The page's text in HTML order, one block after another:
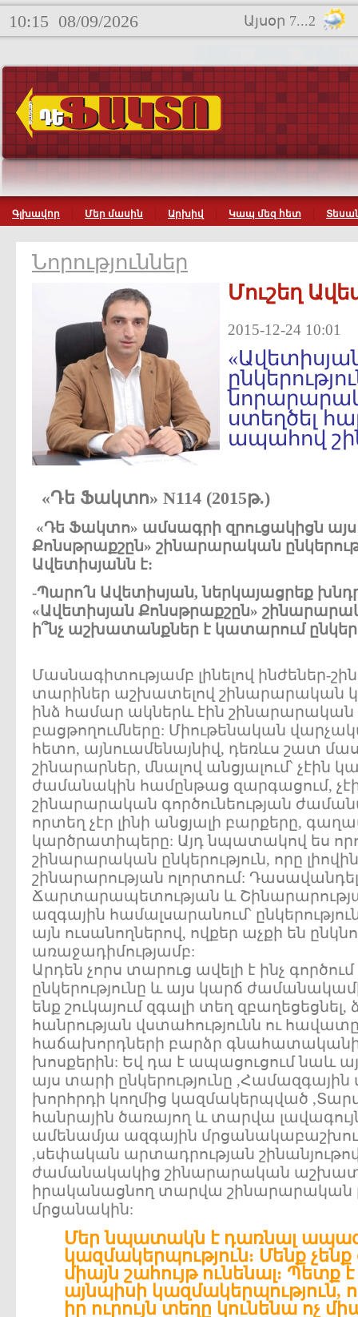
10:15 08/09/2026 Այսօր 7...2
Գլխավոր Մեր մասին Արխիվ Կապ մեզ հետ
Նորություններ
Մուշեղ
2015-12-24 10:01
ստեղծել
ապահով
«Դե Ֆակտո» N114 (2015թ.)
«Դե Ֆակտո» ամսագրի զրուցակիցն
Քոնսթրաքշըն» շինարարական
Ավետիսյանն է:
-Պարո՛ն Ավետիսյան, ներկայացրեք
«Ավետիսյան Քոնսթրաքշըն»
ի՞նչ աշխատանքներ է կատարում
Մասնագիտությամբ լինելով ինժեներ-
տարիներ աշխատելով շինարարական
ինձ համար ակներև էին շինարարական
բացթողումները: Միութենական
հետո, այնուամենայնիվ, դեռևս շատ
շինարարներ, մնալով անցյալում՝ չէին
ժամանակին համընթաց զարգացում,
շինարարական գործունեության
որտեղ չէր լինի անցյալի բարքերը,
կարծրատիպերը: Այդ նպատակով ես
շինարարական ընկերություն, որը
շինարարության ոլորտում:
Ճարտարապետության և
ազգային համալսարանում՝
այն ուսանողներով, ովքեր աչքի են
առաջադիմությամբ:
Արդեն չորս տարուց ավելի է ինչ
ընկերությունը և այս կարճ
ենք շուկայում զգալի տեղ զբաղեցեցնել,
հանրության վստահությունն ու
հաճախորդների բարձր
խոսքերին: Եվ դա է ապացուցում նաև
այս տարի ընկերությունը ,Համազգային
խորհրդի կողմից կազմակերպված
հանրային ծառայող և տարվա
ամենամյա ազգային
,սեփական արտադրության
ժամանակակից շինարարական
իրականացնող տարվա շինարարական
մրցանակին:
Մեր նպատակն է դառնալ
կազմակերպություն: Մենք
միայն շահույթ ունենալ: Պետք
այնպիսի կազմակերպություն,
իր ուրույն տեղը կունենա ոչ